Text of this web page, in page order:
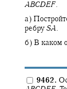
ABCDEF.
а)
ребруSA.
б) В каком
9462.